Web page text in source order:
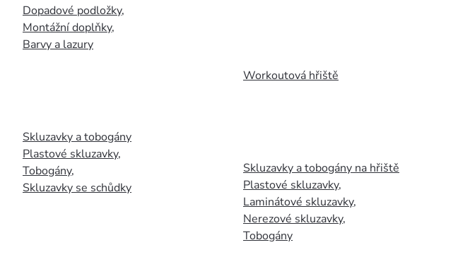
Dopadové podložky,
Montážní doplňky,
Barvy a lazury
Skluzavky a tobogány
Plastové skluzavky,
Tobogány,
Skluzavky se schůdky
Workoutová hřiště
Skluzavky a tobogány na hřiště
Plastové skluzavky,
Laminátové skluzavky,
Nerezové skluzavky,
Tobogány